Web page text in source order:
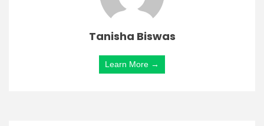
Tanisha Biswas
Learn More →